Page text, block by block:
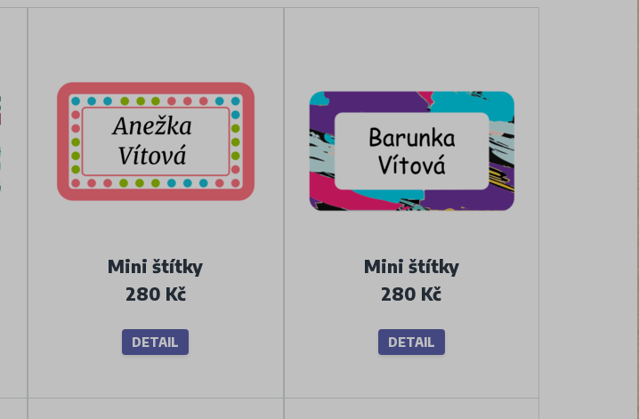
Mini štítky
280 Kč
DETAIL
Mini štítky
280 Kč
DETAIL